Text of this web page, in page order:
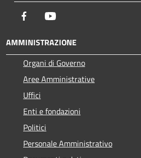
Facebook
AMMINISTRAZIONE
Organi di Governo
Aree Amministrative
Uffici
Enti e fondazioni
Politici
Personale Amministrativo